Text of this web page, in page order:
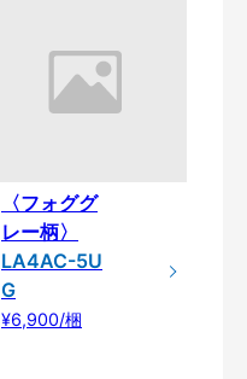
〈フォググ
レー柄〉
LA4AC-5U
G
¥6,900/梱